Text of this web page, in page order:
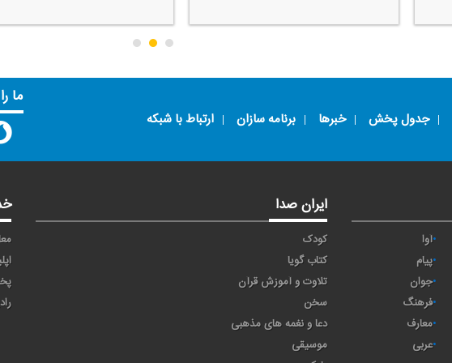
جدول پخش خبرها برنامه سازان ارتباط با شبکه
ما
آوا
پیام
جوان
فرهنگ
معارف
عربی
ایران صدا
کودک
کتاب گویا
تلاوت و آموزش قرآن
سخن
دعا و نغمه های مذهبی
موسیقی